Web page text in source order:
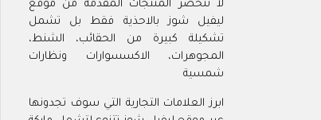
لا تنحصر المنتجات المقدمة من موقع
ليفيل شوز بالاحذية فقط بل تشمل
تشكيلة كبيرة من الحقائب، الشنط،
المجوهرات، الاكسسوارات ونظارات
شمسية
ابرز العلامات التجارية التي سوف تجدونها